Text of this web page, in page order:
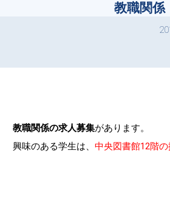
教職関
教職関係の求人募集があります。
興味のある学生は、 中央図書館12階の